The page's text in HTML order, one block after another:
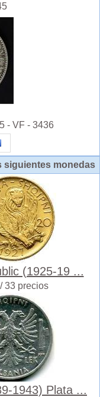
- VF - 3436
siguientes monedas
(1925-19 ...
33 precios
1943) Plata ...